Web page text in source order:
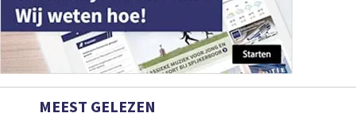
MEEST GELEZEN